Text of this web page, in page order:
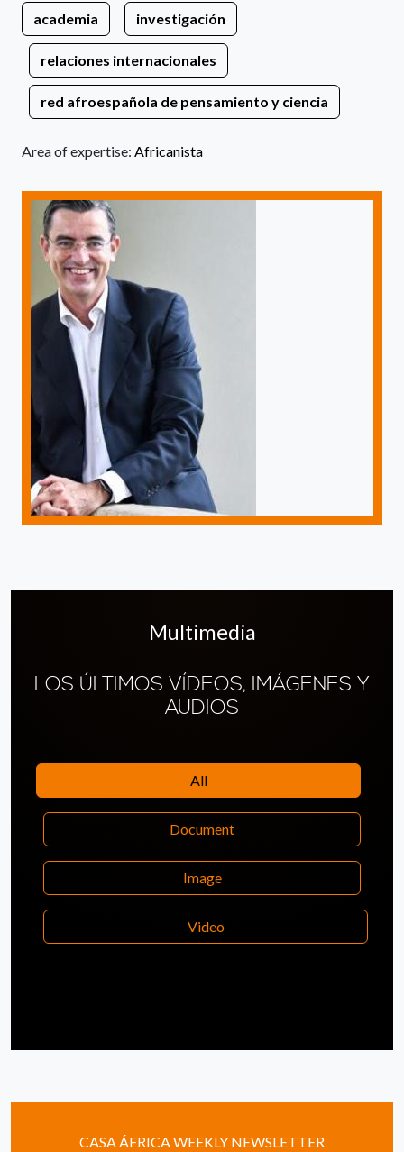
academia investigación
relaciones internacionales
red afroespañola de pensamiento y ciencia
Area of expertise: Africanista
Multimedia
LOS ÚLTIMOS VÍDEOS, IMÁGENES Y
AUDIOS
All
Document
Image
Video
CASA ÁFRICA WEEKLY NEWSLETTER